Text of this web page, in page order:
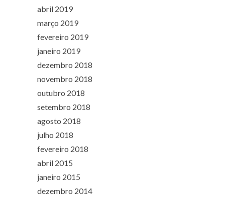
abril 2019
março 2019
fevereiro 2019
janeiro 2019
dezembro 2018
novembro 2018
outubro 2018
setembro 2018
agosto 2018
julho 2018
fevereiro 2018
abril 2015
janeiro 2015
dezembro 2014